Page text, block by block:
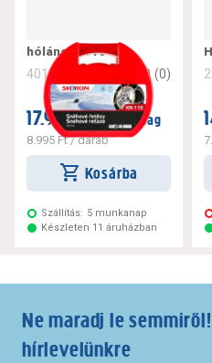
hólánc kn110
401646 0 (0)
17.990 Ft / csomag
8.995 Ft/ darab
Kosárba
Szállítás: 5 munkanap
Készleten 11 áruházban
Ne maradj le
hírlevelünkre